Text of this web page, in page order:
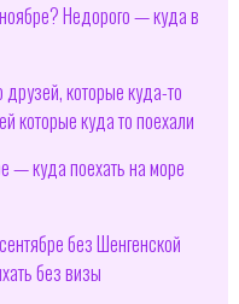
Недорого — куда в
которые куда-то
которые куда то поехали
— куда поехать на море
без Шенгенской
без визы